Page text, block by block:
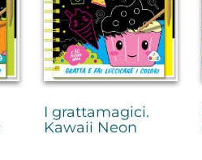
I grattamagici.
Kawaii Neon